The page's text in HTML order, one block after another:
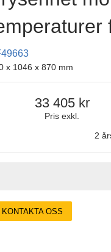
x 1046 x 870 mm
Pris exkl.
33 405
2
KONTAKTA OSS